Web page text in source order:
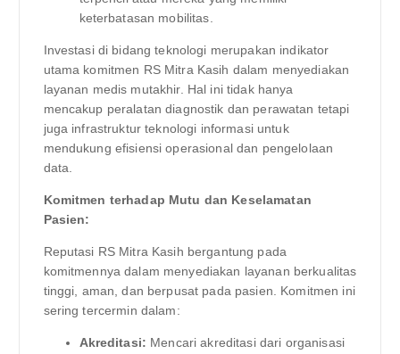
keterbatasan mobilitas.
Investasi di bidang teknologi merupakan indikator
utama komitmen RS Mitra Kasih dalam menyediakan
layanan medis mutakhir. Hal ini tidak hanya
mencakup peralatan diagnostik dan perawatan tetapi
juga infrastruktur teknologi informasi untuk
mendukung efisiensi operasional dan pengelolaan
data.
Komitmen terhadap Mutu dan Keselamatan
Pasien:
Reputasi RS Mitra Kasih bergantung pada
komitmennya dalam menyediakan layanan berkualitas
tinggi, aman, dan berpusat pada pasien. Komitmen ini
sering tercermin dalam:
Akreditasi: Mencari akreditasi dari organisasi